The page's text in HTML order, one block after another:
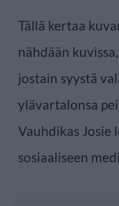
Tällä kertaa
nähdään
jostain syystä
ylävartalonsa
Vauhdikas
sosiaaliseen